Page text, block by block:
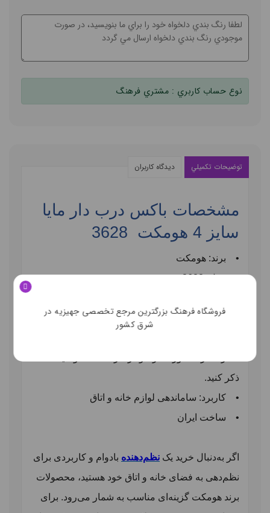
نوع حساب کاربري : مشتري فرهنگ
توضيحات تکميلي ديدگاه کاربران
مشخصات باکس درب دار مایا
سایز 4 هومکت 3628
• برند: هومکت
• مدل: 3628
• سایز: 14*27*36
ذکر کنید.
• کاربرد: ساماندهی لوازم خانه و اتاق
• ساخت ایران
اگر به‌دنبال خرید یک نظم‌دهنده بادوام و کاربردی برای
نظم‌دهی به فضای خانه و اتاق خود هستید، محصولات
برند هومکت گزینه‌ای مناسب به شمار می‌رود. برای
فروشگاه فرهنگ بزرگترین مرجع تخصصی جهیزیه در
شرق کشور